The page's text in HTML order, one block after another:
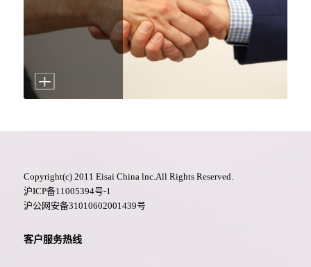
Copyright(c) 2011 Eisai China lnc.All Rights Reserved.
沪ICP备11005394号-1
沪公网安备31010602001439号
客户服务热线